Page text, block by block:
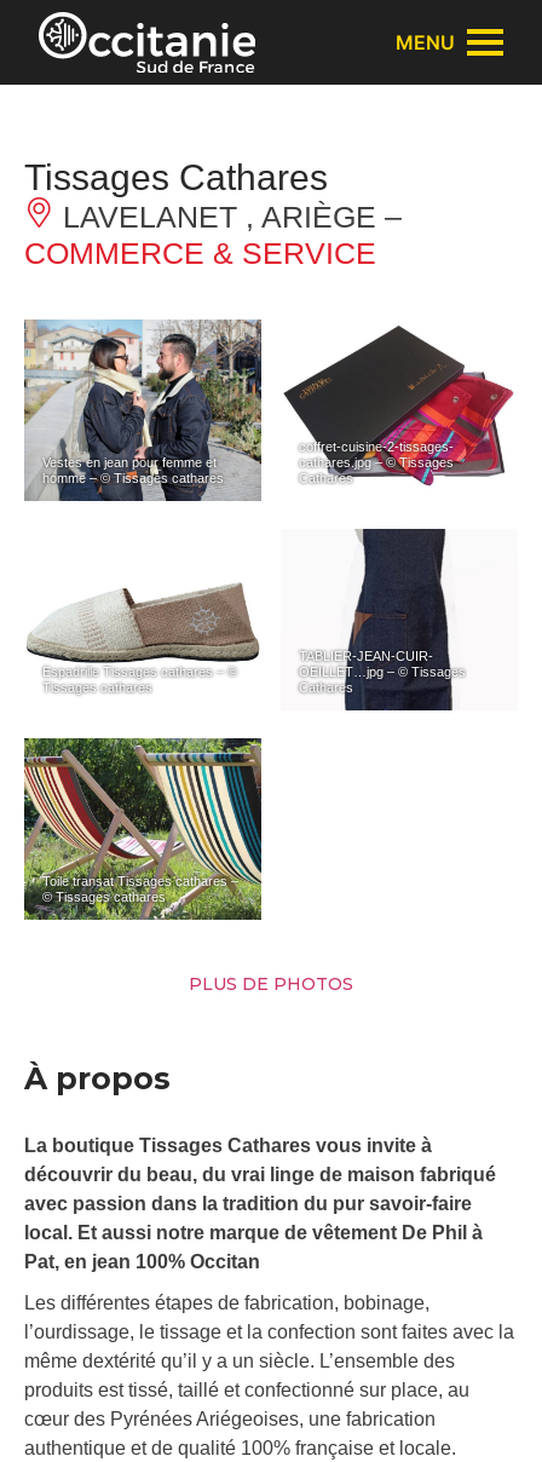
Panneau de gestion des cookies
MENU
Tissages Cathares
LAVELANET , ARIÈGE –
COMMERCE & SERVICE
Vestes en jean pour femme et
homme – © Tissages cathares
coffret-cuisine-2-tissages-
cathares.jpg – © Tissages
Cathares
Espadrille Tissages cathares – ©
Tissages cathares
TABLIER-JEAN-CUIR-
OEILLET…jpg – © Tissages
Cathares
Toile transat Tissages cathares –
© Tissages cathares
PLUS DE PHOTOS
À propos
La boutique Tissages Cathares vous invite à
découvrir du beau, du vrai linge de maison fabriqué
avec passion dans la tradition du pur savoir-faire
local. Et aussi notre marque de vêtement De Phil à
Pat, en jean 100% Occitan
Les différentes étapes de fabrication, bobinage,
l’ourdissage, le tissage et la confection sont faites avec la
même dextérité qu’il y a un siècle. L’ensemble des
produits est tissé, taillé et confectionné sur place, au
cœur des Pyrénées Ariégeoises, une fabrication
authentique et de qualité 100% française et locale.